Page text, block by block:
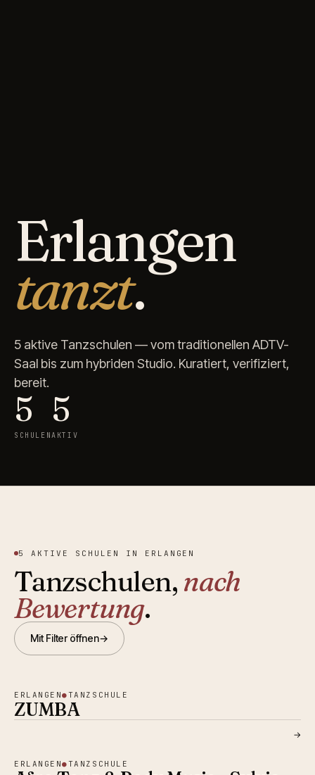
Erlangen
tanzt.
5 aktive Tanzschulen — vom traditionellen ADTV-
Saal bis zum hybriden Studio. Kuratiert, verifiziert,
bereit.
5
SCHULEN
5
AKTIV
5 AKTIVE SCHULEN IN ERLANGEN
Tanzschulen, nach
Bewertung.
Mit Filter öffnen→
ERLANGEN●TANZSCHULE
ZUMBA
→
ERLANGEN●TANZSCHULE